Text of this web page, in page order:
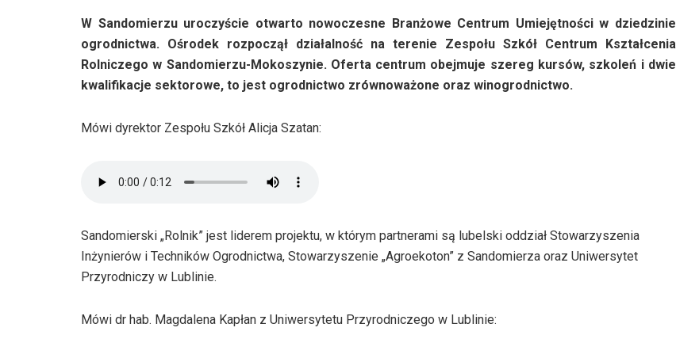
W Sandomierzu uroczyście otwarto nowoczesne Branżowe Centrum Umiejętności w dziedzinie
ogrodnictwa. Ośrodek rozpoczął działalność na terenie Zespołu Szkół Centrum Kształcenia
Rolniczego w Sandomierzu-Mokoszynie. Oferta centrum obejmuje szereg kursów, szkoleń i dwie
kwalifikacje sektorowe, to jest ogrodnictwo zrównoważone oraz winogrodnictwo.
Mówi dyrektor Zespołu Szkół Alicja Szatan:
Sandomierski „Rolnik” jest liderem projektu, w którym partnerami są lubelski oddział Stowarzyszenia
Inżynierów i Techników Ogrodnictwa, Stowarzyszenie „Agroekoton” z Sandomierza oraz Uniwersytet
Przyrodniczy w Lublinie.
Mówi dr hab. Magdalena Kapłan z Uniwersytetu Przyrodniczego w Lublinie: